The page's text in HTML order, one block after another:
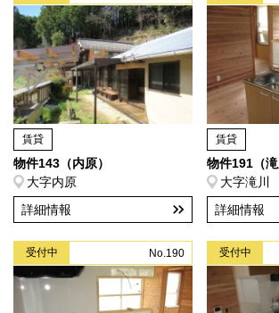
賃貸
物件143（内原）
大字内原
詳細情報
賃貸
物件191（
大字滝川
詳細情報
受付中 No.190 受付中